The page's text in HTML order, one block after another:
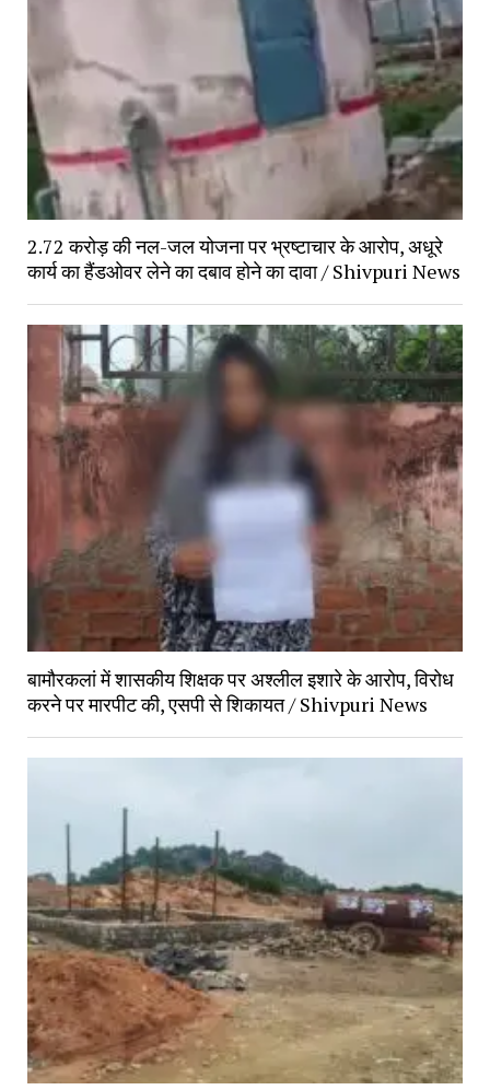
2.72 करोड़ की नल-जल योजना पर भ्रष्टाचार के आरोप, अधूरे
कार्य का हैंडओवर लेने का दबाव होने का दावा / Shivpuri News
बामौरकलां में शासकीय शिक्षक पर अश्लील इशारे के आरोप, विरोध
करने पर मारपीट की, एसपी से शिकायत / Shivpuri News